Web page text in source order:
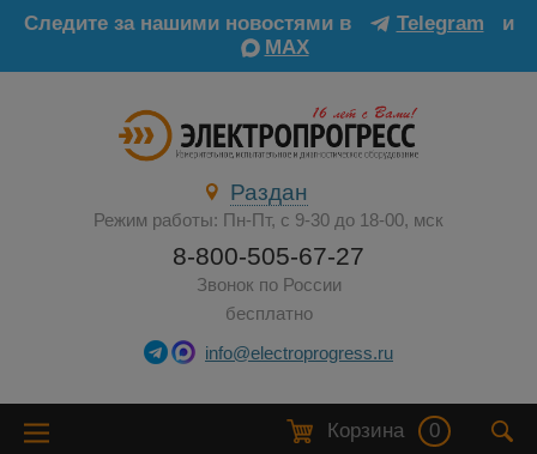
Следите за нашими новостями в Telegram
и
MAX
Раздан
Режим работы: Пн-Пт, с 9-30 до 18-00, мск
8-800-505-67-27
Звонок по России
бесплатно
info@electroprogress.ru
Корзина 0